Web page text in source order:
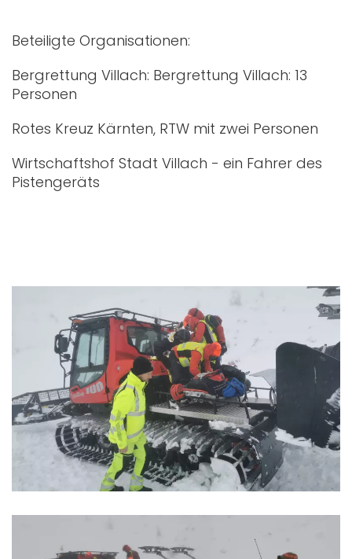
Beteiligte Organisationen:
Bergrettung Villach: Bergrettung Villach: 13
Personen
Rotes Kreuz Kärnten, RTW mit zwei Personen
Wirtschaftshof Stadt Villach - ein Fahrer des
Pistengeräts